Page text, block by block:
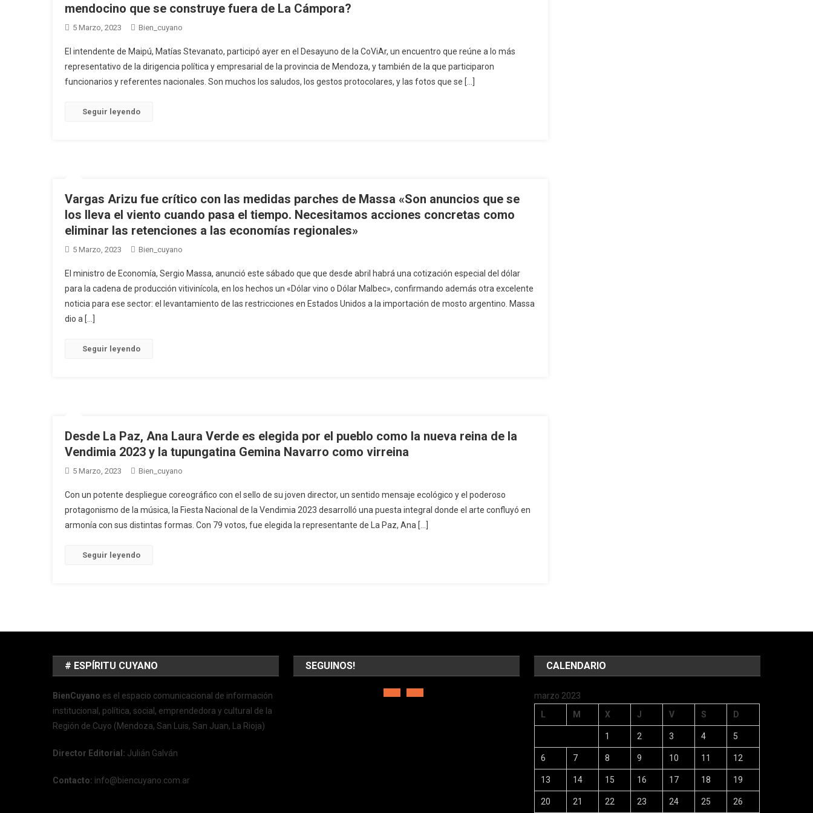
mendocino que se construye fuera de La Cámpora?
5 Marzo, 2023 Bien_cuyano
El intendente de Maipú, Matías Stevanato, participó ayer en el Desayuno de la CoViAr, un encuentro que reúne a lo más
representativo de la dirigencia política y empresarial de la provincia de Mendoza, y también de la que participaron
funcionarios y referentes nacionales. Son muchos los saludos, los gestos protocolares, y las fotos que se […]
Seguir leyendo
Vargas Arizu fue crítico con las medidas parches de Massa «Son anuncios que se
los lleva el viento cuando pasa el tiempo. Necesitamos acciones concretas como
eliminar las retenciones a las economías regionales»
5 Marzo, 2023 Bien_cuyano
El ministro de Economía, Sergio Massa, anunció este sábado que que desde abril habrá una cotización especial del dólar
para la cadena de producción vitivinícola, en los hechos un «Dólar vino o Dólar Malbec», confirmando además otra excelente
noticia para ese sector: el levantamiento de las restricciones en Estados Unidos a la importación de mosto argentino. Massa
dio a […]
Seguir leyendo
Desde La Paz, Ana Laura Verde es elegida por el pueblo como la nueva reina de la
Vendimia 2023 y la tupungatina Gemina Navarro como virreina
5 Marzo, 2023 Bien_cuyano
Con un potente despliegue coreográfico con el sello de su joven director, un sentido mensaje ecológico y el poderoso
protagonismo de la música, la Fiesta Nacional de la Vendimia 2023 desarrolló una puesta integral donde el arte confluyó en
armonía con sus distintas formas. Con 79 votos, fue elegida la representante de La Paz, Ana […]
Seguir leyendo
# ESPÍRITU CUYANO
BienCuyano es el espacio comunicacional de información
institucional, política, social, emprendedora y cultural de la
Región de Cuyo (Mendoza, San Luis, San Juan, La Rioja)
Director Editorial: Julián Galván
Contacto: info@biencuyano.com.ar
SEGUINOS! CALENDARIO
marzo 2023
L
M X J V S D
1 2 3 4 5
6 7 8 9 10 11 12
13 14 15 16 17 18 19
20 21 22 23 24 25 26